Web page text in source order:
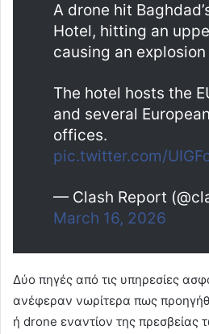
A drone hit
Hotel, hitting an
causing an
The hotel hosts the
and several
offices.
pic.twitter.com/
— Clash Report
March 16, 2026
Δύο πηγές από τις υπηρεσίες
ανέφεραν νωρίτερα πως
ή drone εναντίον της